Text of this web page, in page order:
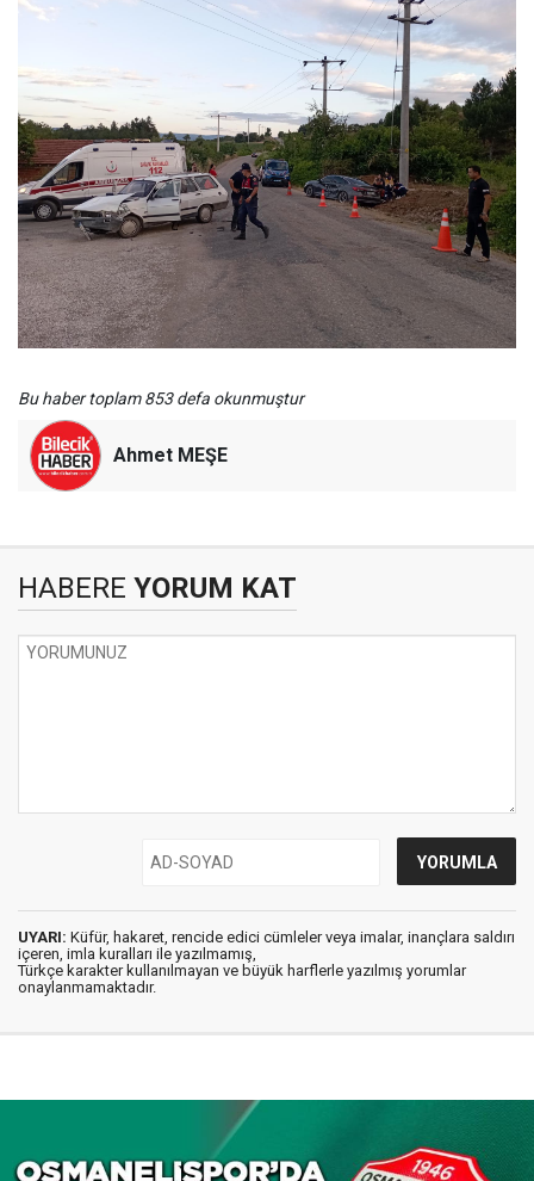
Bu haber toplam 853 defa okunmuştur
Ahmet MEŞE
HABERE YORUM KAT
UYARI: Küfür, hakaret, rencide edici cümleler veya imalar, inançlara saldırı
içeren, imla kuralları ile yazılmamış,
Türkçe karakter kullanılmayan ve büyük harflerle yazılmış yorumlar
onaylanmamaktadır.